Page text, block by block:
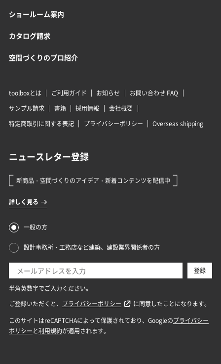
ショールーム案内
カタログ請求
空間づくりのプロ紹介
toolboxとは ご利用ガイド お知らせ
お問い合わせ FAQ
サンプル請求
書籍 採用情報
会社概要
特定商取引に関する表記
プライバシーポリシー Overseas shipping